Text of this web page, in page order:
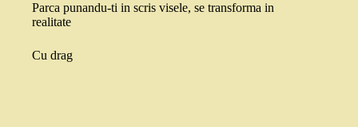
Parca punandu-ti in scris visele, se transforma in
realitate
Cu drag